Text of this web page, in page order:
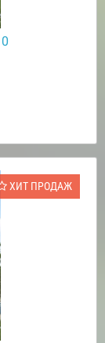
ХИТ ПРОДАЖ